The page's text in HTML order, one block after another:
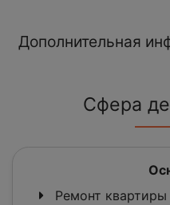
Дополнительная
Сфера
Ремонт